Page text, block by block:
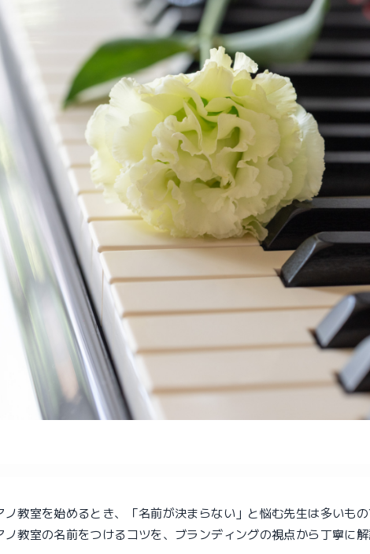
ノ教室を始めるとき、「名前が決まらない」と悩む先生は多いも
ノ教室の名前をつけるコツを、ブランディングの視点から丁寧に解